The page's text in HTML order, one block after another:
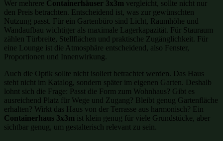
Wer mehrere Containerhäuser 3x3m vergleicht, sollte nicht nur
den Preis betrachten. Entscheidend ist, was zur gewünschten
Nutzung passt. Für ein Gartenbüro sind Licht, Raumhöhe und
Wandaufbau wichtiger als maximale Lagerkapazität. Für Stauraum
zählen Türbreite, Stellflächen und praktische Zugänglichkeit. Für
eine Lounge ist die Atmosphäre entscheidend, also Fenster,
Proportionen und Innenwirkung.
Auch die Optik sollte nicht isoliert betrachtet werden. Das Haus
steht nicht im Katalog, sondern später im eigenen Garten. Deshalb
lohnt sich die Frage: Passt die Form zum Wohnhaus? Gibt es
ausreichend Platz für Wege und Zugang? Bleibt genug Gartenfläche
erhalten? Wirkt das Haus von der Terrasse aus harmonisch? Ein
Containerhaus 3x3m ist klein genug für viele Grundstücke, aber
sichtbar genug, um gestalterisch relevant zu sein.